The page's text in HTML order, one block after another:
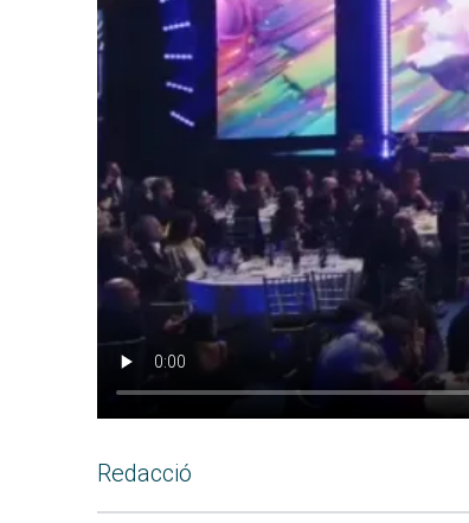
Redacció